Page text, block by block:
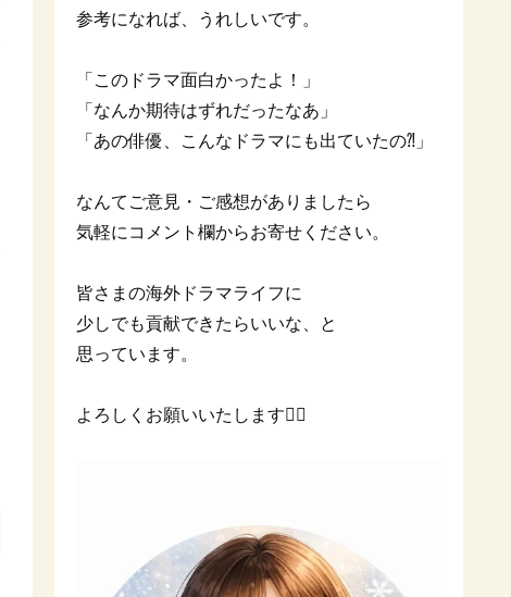
参考になれば、うれしいです。
「このドラマ面白かったよ！」
「なんか期待はずれだったなあ」
「あの俳優、こんなドラマにも出ていたの⁈」
なんてご意見・ご感想がありましたら
気軽にコメント欄からお寄せください。
皆さまの海外ドラマライフに
少しでも貢献できたらいいな、と
思っています。
よろしくお願いいたします🙇‍♀️